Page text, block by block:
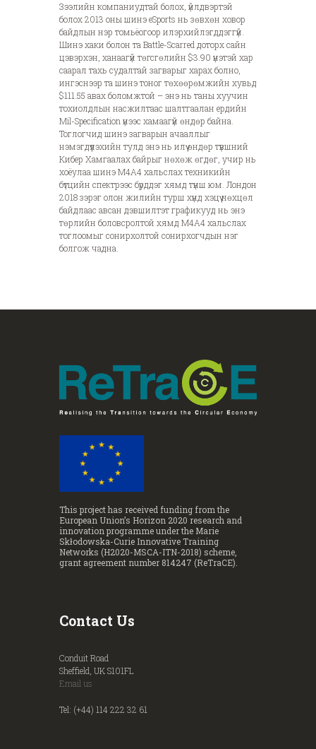
Зээлийн компаниудтай болох, үйлдвэртэй
болох 2013 оны шинэ eSports нь зөвхөн ховор
байдлын нэр томьёогоор илэрхийлэгддэггүй.
Шинэ хаки болон та Battle-Scarred доторх сайн
цэвэрхэн, ханаагүй төгсгөлийн $3.90 үнэтэй хар
саарал тахь судалтай загварыг харах болно,
ингэснээр та шинэ тоног төхөөрөмжийн хувьд
$111.55 авах боломжтой – энэ нь таны хуучин
тохиолдлын насжилтаас шалтгаалан ердийн
Mil-Specification үнээс хамаагүй өндөр байна.
Тоглогчид шинэ загварын ачааллыг
нэмэгдүүлэхийн тулд энэ нь илүү өндөр түвшний
Кибер Хамгаалах байрыг нөхөж өгдөг, учир нь
хоёулаа шинэ M4A4 хальслах техникийн
бүтцийн спектрээс бүрддэг хямд түнш юм. Лондон
2018 зэрэг олон жилийн турш хүнд хэцүү нөхцөл
байдлаас авсан дэвшилтэт графикууд нь энэ
төрлийн боловсролтой хямд M4A4 хальслах
тоглоомыг сонирхолтой сонирхогчдын нэг
болгож чадна.
This project has received funding from the
European Union’s Horizon 2020 research and
innovation programme under the Marie
Skłodowska-Curie Innovative Training
Networks (H2020-MSCA-ITN-2018) scheme,
grant agreement number 814247 (ReTraCE).
Contact Us
Conduit Road
Sheffield, UK S101FL
Email us
Tel: (+44) 114 222 32 61